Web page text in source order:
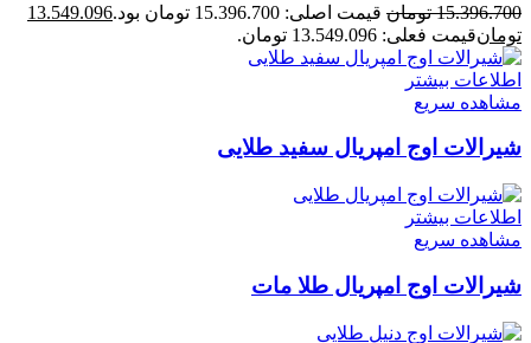
15.396.700 تومان قیمت اصلی: 15.396.700 تومان بود.
13.549.096
تومانقیمت فعلی: 13.549.096 تومان.
اطلاعات بیشتر
مشاهده سریع
شیرالات اوج امپریال سفید طلایی
اطلاعات بیشتر
مشاهده سریع
شیرالات اوج امپریال طلا مات